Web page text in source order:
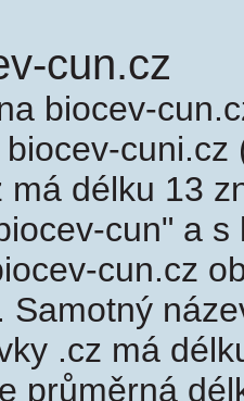
cun.cz
biocev-
má délku 13
cun" a s
cun.cz
Samotný
.cz má
průměrná